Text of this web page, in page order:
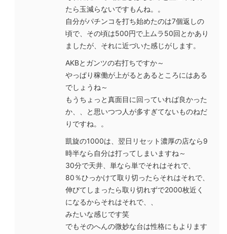
たら玉減らないですもんね。。
自分がパチンコを打ち始めたのは7個返しの
頃で、その頃は500円で上ムラ50回とかあり
ましたが、それに近づいた感じがします。
AKBとガンツの右打ちですか～
やっぱり稼働が上がるとあるところにはある
でしょうね～
もうちょっと真面目に回っていれば良かった
か、、と思いつつ人が多すぎてないものねだ
りですね。。
凱旋の1000は、翌日リセット濃厚の店なら9
時半なら自分は打ってしまいますね～
30分で天井、単なら単でそれはそれで、
80％ひっかけて取り切ったらそれはそれで、
伸びてしまったら取り切れずで2000枚近く
になるからそれはそれで、、
みたいな感じです笑
でもそのへんの微妙な台は性格にもよります